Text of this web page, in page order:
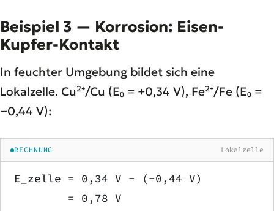
Beispiel 3 — Korrosion: Eisen-
Kupfer-Kontakt
In feuchter Umgebung bildet sich eine
Lokalzelle. Cu²⁺/Cu (E₀ = +0,34 V), Fe²⁺/Fe (E₀ =
−0,44 V):
RECHNUNG Lokalzelle
E_zelle = 0,34 V − (−0,44 V)
        = 0,78 V